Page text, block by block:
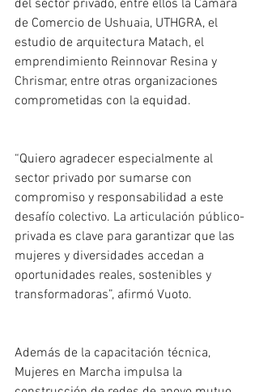
del sector privado, entre ellos la Cámara
de Comercio de Ushuaia, UTHGRA, el
estudio de arquitectura Matach, el
emprendimiento Reinnovar Resina y
Chrismar, entre otras organizaciones
comprometidas con la equidad.
“Quiero agradecer especialmente al
sector privado por sumarse con
compromiso y responsabilidad a este
desafío colectivo. La articulación público-
privada es clave para garantizar que las
mujeres y diversidades accedan a
oportunidades reales, sostenibles y
transformadoras”, afirmó Vuoto.
Además de la capacitación técnica,
Mujeres en Marcha impulsa la